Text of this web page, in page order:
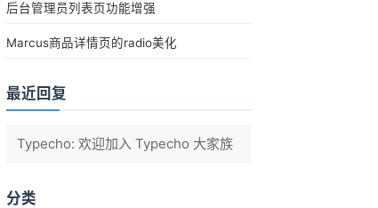
后台管理员列表页功能增强
Marcus商品详情页的radio美化
最近回复
Typecho: 欢迎加入 Typecho 大家族
分类